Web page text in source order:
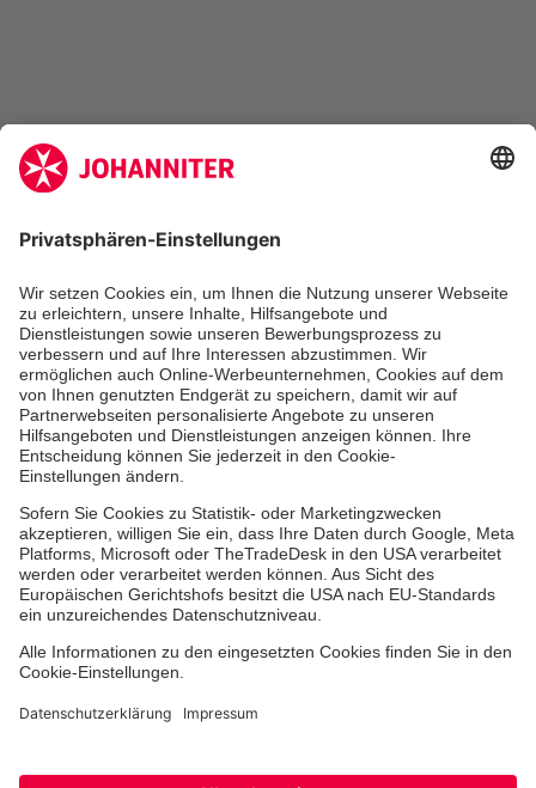
Zertifizierung der Johanniter-Unfall-Hilfe e.V.
Die Johanniter GmbH führt das Spendenzertifikat
des Deutschen Spendenrats e.V.
Mitarbeiten & Lernen